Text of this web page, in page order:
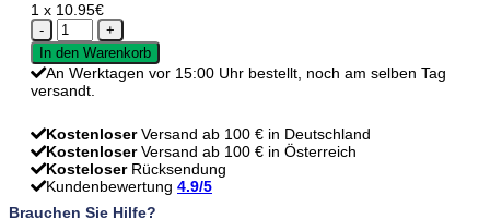
1 x 10.95€
Profilgriff
Roy
-
Schwarz
-
mm
Menge
In den Warenkorb
An Werktagen vor 15:00 Uhr bestellt, noch am selben Tag
versandt.
KostenloserVersand ab 100 € in Deutschland
KostenloserVersand ab 100 € in Österreich
Kosteloser Rücksendung
Kundenbewertung 4.9/5
Brauchen Sie Hilfe?